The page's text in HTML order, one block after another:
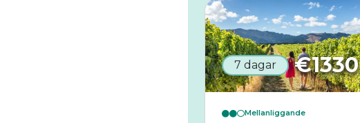
7 dagar €1330
Mellanliggande